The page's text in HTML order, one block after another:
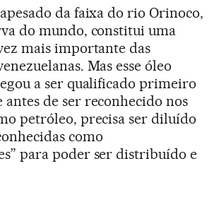
da faixa do rio Orinoco,
do mundo, constitui uma
mais importante das
Mas esse óleo
a ser qualificado primeiro
antes de ser reconhecido nos
petróleo, precisa ser diluído
como
para poder ser distribuído e